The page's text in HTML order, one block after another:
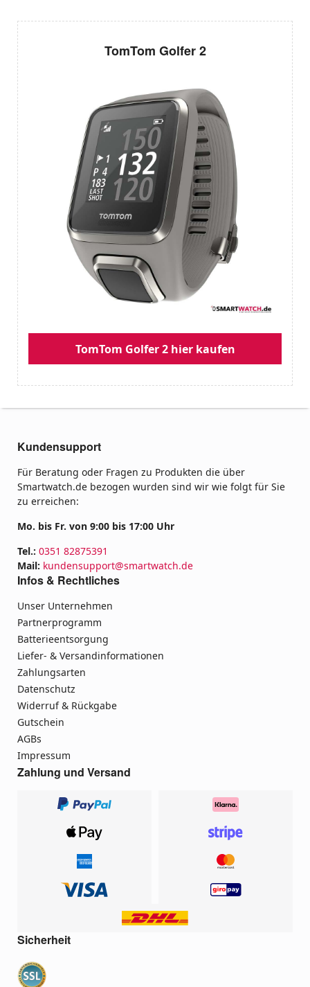
TomTom Golfer 2
TomTom Golfer 2 hier kaufen
Kundensupport
Für Beratung oder Fragen zu Produkten die über
Smartwatch.de bezogen wurden sind wir wie folgt für Sie
zu erreichen:
Mo. bis Fr. von 9:00 bis 17:00 Uhr
Tel.: 0351 82875391
Mail: kundensupport@smartwatch.de
Infos & Rechtliches
Unser Unternehmen
Partnerprogramm
Batterieentsorgung
Liefer- & Versandinformationen
Zahlungsarten
Datenschutz
Widerruf & Rückgabe
Gutschein
AGBs
Impressum
Zahlung und Versand
Sicherheit